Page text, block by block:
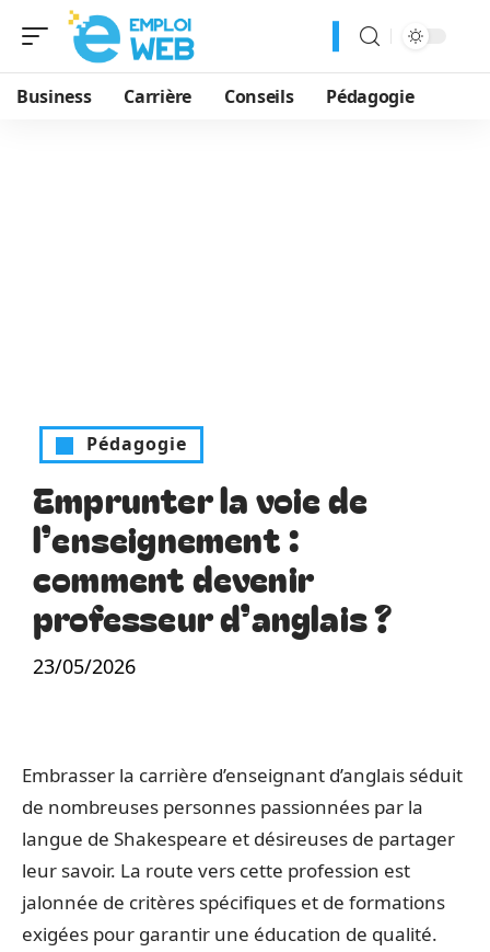
Business Carrière Conseils Pédagogie
Pédagogie
Emprunter la voie de
l’enseignement :
comment devenir
professeur d’anglais ?
23/05/2026
Embrasser la carrière d’enseignant d’anglais séduit
de nombreuses personnes passionnées par la
langue de Shakespeare et désireuses de partager
leur savoir. La route vers cette profession est
jalonnée de critères spécifiques et de formations
exigées pour garantir une éducation de qualité.